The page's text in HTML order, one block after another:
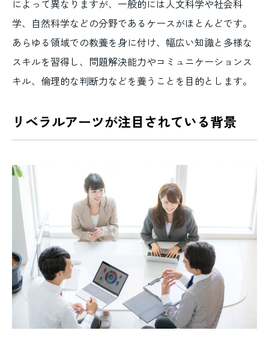
によって異なりますが、一般的には人文科学や社会科
学、自然科学などの分野であるケースがほとんどです。
あらゆる領域での教養を身に付け、幅広い知識と多様な
スキルを習得し、問題解決能力やコミュニケーションス
キル、倫理的な判断力などを養うことを目的とします。
リベラルアーツが注目されている背景